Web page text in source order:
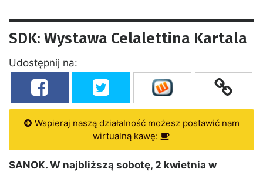
SDK: Wystawa Celalettina Kartala
Udostępnij na:
Wspieraj naszą działalność możesz postawić nam
wirtualną kawę:
SANOK. W najbliższą sobotę, 2 kwietnia w